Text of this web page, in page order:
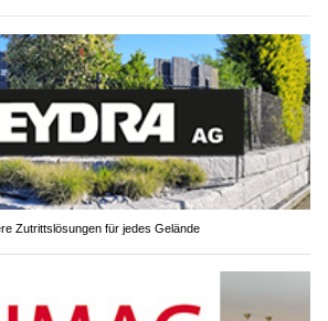
Zutrittslösungen für jedes Gelände